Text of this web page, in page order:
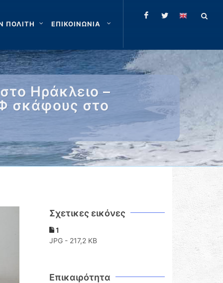
ΠΟΛΙΤΗ ΕΠΙΚΟΙΝΩΝΙΑ
Ηράκλειο –
σκάφους στο
Σχετικες εικόνες
1
JPG - 217,2 KB
Επικαιρότητα